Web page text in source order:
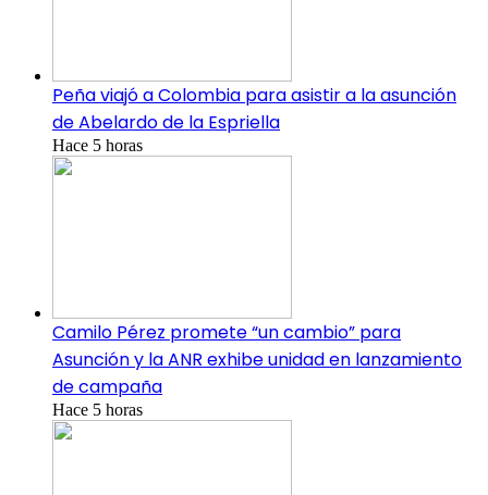
Peña viajó a Colombia para asistir a la asunción
de Abelardo de la Espriella
Hace 5 horas
Camilo Pérez promete “un cambio” para
Asunción y la ANR exhibe unidad en lanzamiento
de campaña
Hace 5 horas